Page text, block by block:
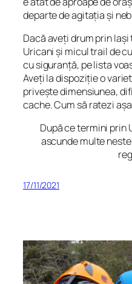
departe de agitația și
Dacă aveți drum prin
Uricani și micul trail de
cu siguranță, pe lista
Aveți la dispoziție o
privește dimensiunea,
cache. Cum să ratezi
După ce termini prin
ascunde multe
17/11/2021